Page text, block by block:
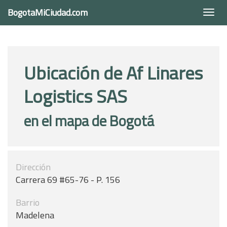
BogotaMiCiudad.com
Ubicación de Af Linares
Logistics SAS
en el mapa de Bogotá
Dirección
Carrera 69 #65-76 - P. 156
Barrio
Madelena